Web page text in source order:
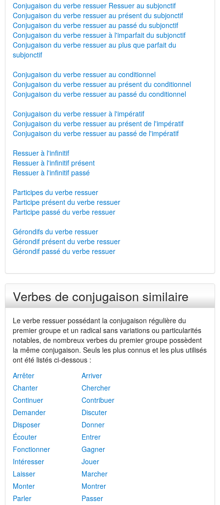
Conjugaison du verbe ressuer Ressuer au subjonctif
Conjugaison du verbe ressuer au présent du subjonctif
Conjugaison du verbe ressuer au passé du subjonctif
Conjugaison du verbe ressuer à l'imparfait du subjonctif
Conjugaison du verbe ressuer au plus que parfait du
subjonctif
Conjugaison du verbe ressuer au conditionnel
Conjugaison du verbe ressuer au présent du conditionnel
Conjugaison du verbe ressuer au passé du conditionnel
Conjugaison du verbe ressuer à l'impératif
Conjugaison du verbe ressuer au présent de l'impératif
Conjugaison du verbe ressuer au passé de l'impératif
Ressuer à l'infinitif
Ressuer à l'infinitif présent
Ressuer à l'infinitif passé
Participes du verbe ressuer
Participe présent du verbe ressuer
Participe passé du verbe ressuer
Gérondifs du verbe ressuer
Gérondif présent du verbe ressuer
Gérondif passé du verbe ressuer
Verbes de conjugaison similaire
Le verbe ressuer possédant la conjugaison régulière du
premier groupe et un radical sans variations ou particularités
notables, de nombreux verbes du premier groupe possèdent
la même conjugaison. Seuls les plus connus et les plus utilisés
ont été listés ci-dessous :
Arrêter
Arriver
Chanter
Chercher
Continuer
Contribuer
Demander
Discuter
Disposer
Donner
Écouter
Entrer
Fonctionner
Gagner
Intéresser
Jouer
Laisser
Marcher
Monter
Montrer
Parler
Passer